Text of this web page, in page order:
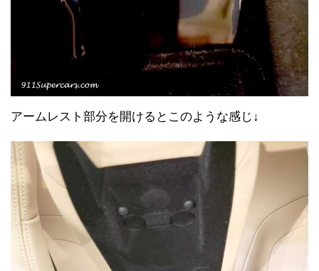
アームレスト部分を開けるとこのような感じ↓